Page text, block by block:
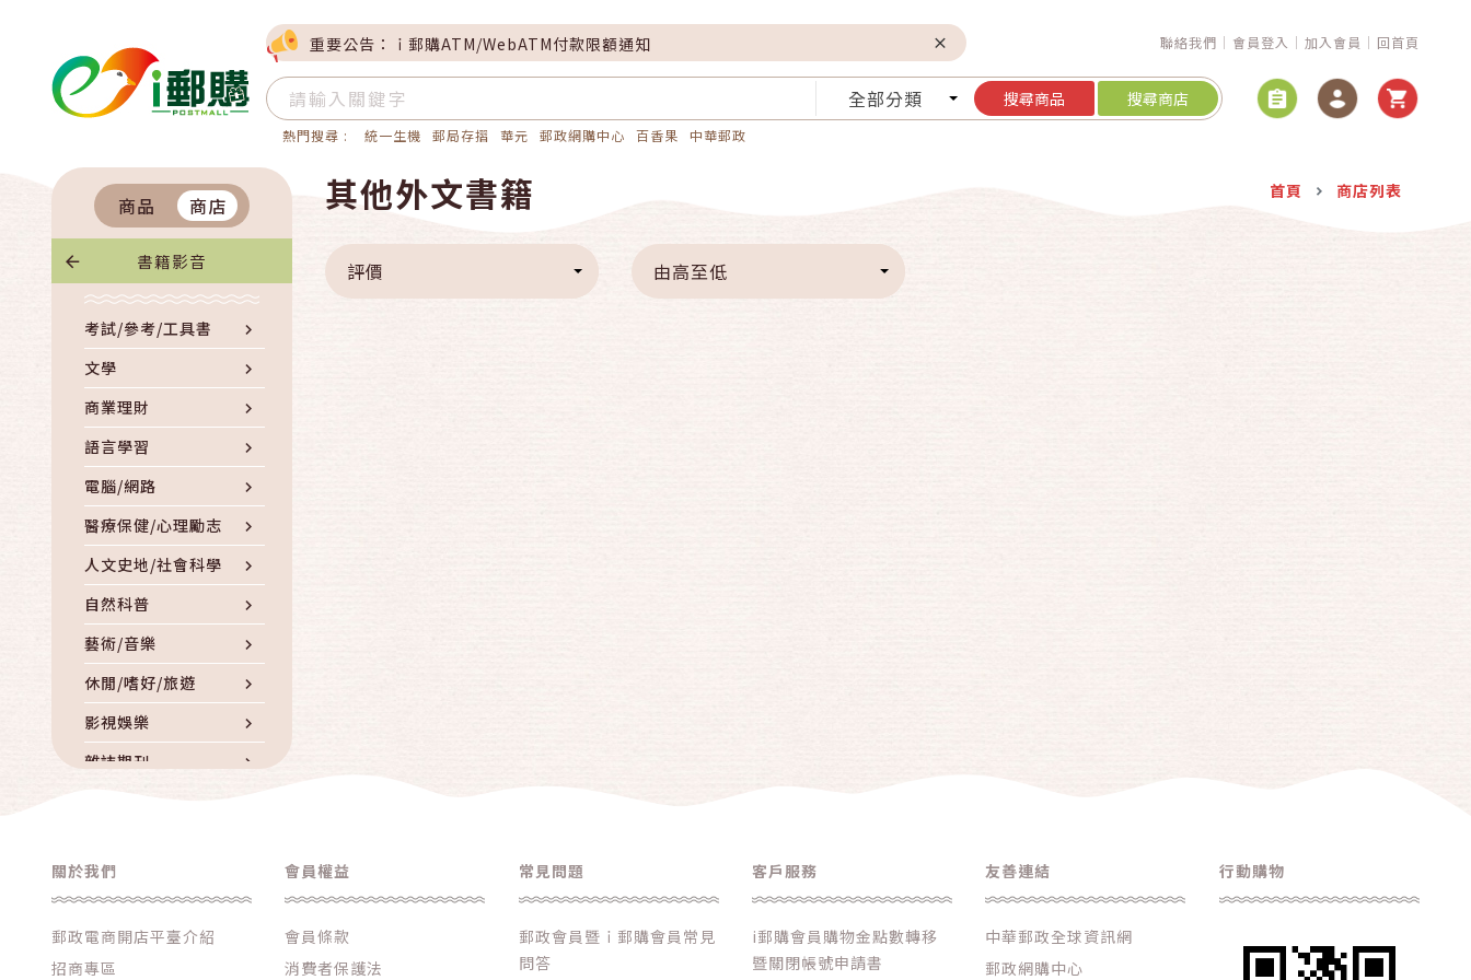
重要公告：ｉ郵購ATM/WebATM付款限額通知 聯絡我們 會員登入 加入會員 回首頁
全部分類 搜尋商品 搜尋商店
熱門搜尋 : 統一生機 郵局存摺 華元 郵政網購中心 百香果 中華郵政
商品 商店
書籍影音
考試/參考/工具書
文學
商業理財
語言學習
電腦/網路
醫療保健/心理勵志
人文史地/社會科學
自然科普
藝術/音樂
休閒/嗜好/旅遊
影視娛樂
雜誌期刊
童書/青少年/親子
人物傳記
其他書籍/雜誌/影音
其他外文書籍 首頁 商店列表
評價 由高至低
關於我們
郵政電商開店平臺介紹
招商專區
會員權益
會員條款
消費者保護法
常見問題
郵政會員暨ｉ郵購會員常見
問答
客戶服務
i郵購會員購物金點數轉移
暨關閉帳號申請書
友善連結
中華郵政全球資訊網
郵政網購中心
行動購物